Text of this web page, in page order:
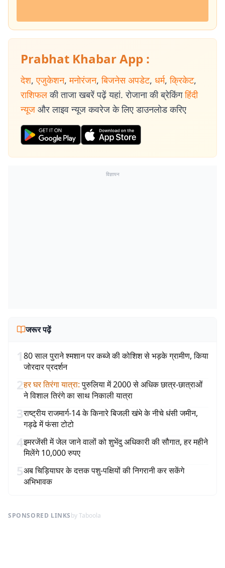
Prabhat Khabar App :
देश, एजुकेशन, मनोरंजन, बिजनेस अपडेट, धर्म, क्रिकेट,
राशिफल की ताजा खबरें पढ़ें यहां. रोजाना की ब्रेकिंग हिंदी
न्यूज और लाइव न्यूज कवरेज के लिए डाउनलोड करिए
विज्ञापन
जरूर पढ़ें
180 साल पुराने श्मशान पर कब्जे की कोशिश से भड़के ग्रामीण, किया
जोरदार प्रदर्शन
2हर घर तिरंगा यात्रा: पुरुलिया में 2000 से अधिक छात्र-छात्राओं
ने विशाल तिरंगे का साथ निकाली यात्रा
3राष्ट्रीय राजमार्ग-14 के किनारे बिजली खंभे के नीचे धंसी जमीन,
गड्ढे में फंसा टोटो
4इमरजेंसी में जेल जाने वालों को शुभेंदु अधिकारी की सौगात, हर महीने
मिलेंगे 10,000 रुपए
5अब चिड़ियाघर के दत्तक पशु-पक्षियों की निगरानी कर सकेंगे
अभिभावक
SPONSORED LINKSby Taboola